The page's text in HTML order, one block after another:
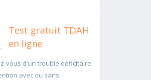
Test gratuit TDAH
en ligne
vous d'un trouble déficitaire
avec ou sans